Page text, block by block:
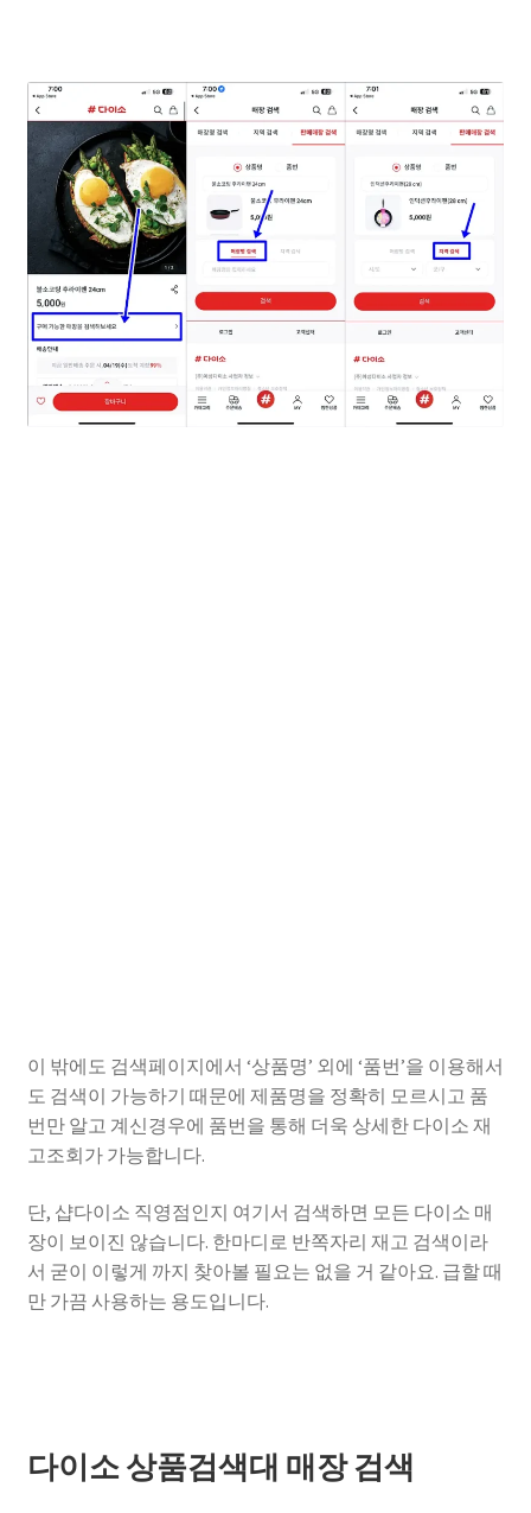
이 밖에도 검색페이지에서 ‘상품명’ 외에 ‘품번’을 이용해서
도 검색이 가능하기 때문에 제품명을 정확히 모르시고 품
번만 알고 계신경우에 품번을 통해 더욱 상세한 다이소 재
고조회가 가능합니다.
단, 샵다이소 직영점인지 여기서 검색하면 모든 다이소 매
장이 보이진 않습니다. 한마디로 반쪽자리 재고 검색이라
서 굳이 이렇게 까지 찾아볼 필요는 없을 거 같아요. 급할 때
만 가끔 사용하는 용도입니다.
다이소 상품검색대 매장 검색